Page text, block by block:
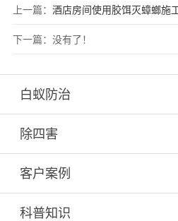
上一篇： 酒店房间使用胶饵灭蟑螂施
下一篇：没有了！
白蚁防治
除四害
客户案例
科普知识